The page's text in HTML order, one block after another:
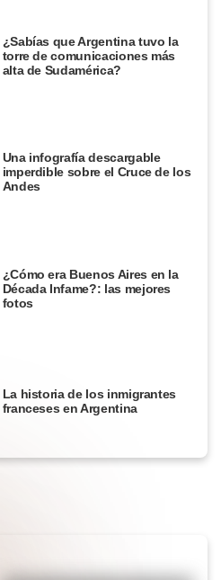
¿Sabías que Argentina tuvo la
torre de comunicaciones más
alta de Sudamérica?
Una infografía descargable
imperdible sobre el Cruce de los
Andes
¿Cómo era Buenos Aires en la
Década Infame?: las mejores
fotos
La historia de los inmigrantes
franceses en Argentina